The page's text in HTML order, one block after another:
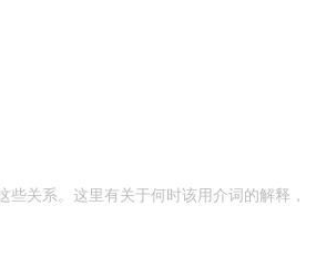
关系。这里有关于何时该用介词的解释，